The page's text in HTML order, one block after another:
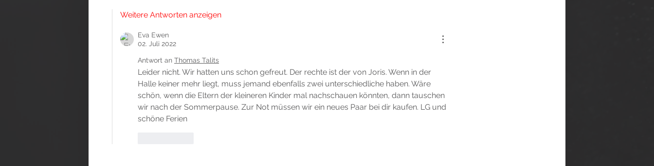
Weitere Antworten anzeigen
Eva Ewen
02. Juli 2022
Antwort an Thomas Talits
Leider nicht. Wir hatten uns schon gefreut. Der rechte ist der von Joris. Wenn in der
Halle keiner mehr liegt, muss jemand ebenfalls zwei unterschiedliche haben. Wäre
schön, wenn die Eltern der kleineren Kinder mal nachschauen könnten, dann tauschen
wir nach der Sommerpause. Zur Not müssen wir ein neues Paar bei dir kaufen. LG und
schöne Ferien